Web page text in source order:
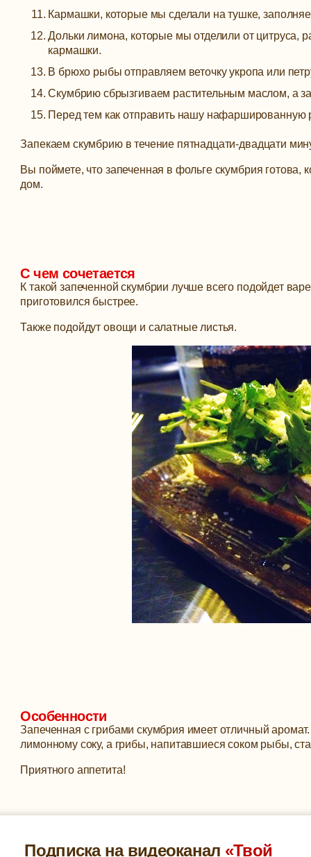
Кармашки, которые мы сделали на тушке,
Дольки лимона, которые мы отделили от цитруса,
кармашки.
В брюхо рыбы отправляем веточку укропа или
Скумбрию сбрызгиваем растительным маслом, а
Перед тем как отправить нашу нафаршированную
Запекаем скумбрию в течение пятнадцати-двадцати
Вы поймете, что запеченная в фольге скумбрия
дом.
С чем сочетается
К такой запеченной скумбрии лучше всего подойдет
приготовился быстрее.
Также подойдут овощи и салатные листья.
Особенности
Запеченная с грибами скумбрия имеет отличный
лимонному соку, а грибы, напитавшиеся соком рыбы,
Приятного аппетита!
Подписка на видеоканал «Твой